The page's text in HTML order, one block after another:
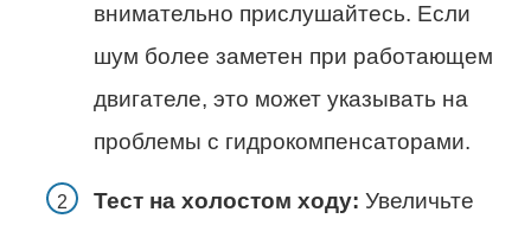
внимательно прислушайтесь. Если
шум более заметен при работающем
двигателе, это может указывать на
проблемы с гидрокомпенсаторами.
Тест на холостом ходу: Увеличьте